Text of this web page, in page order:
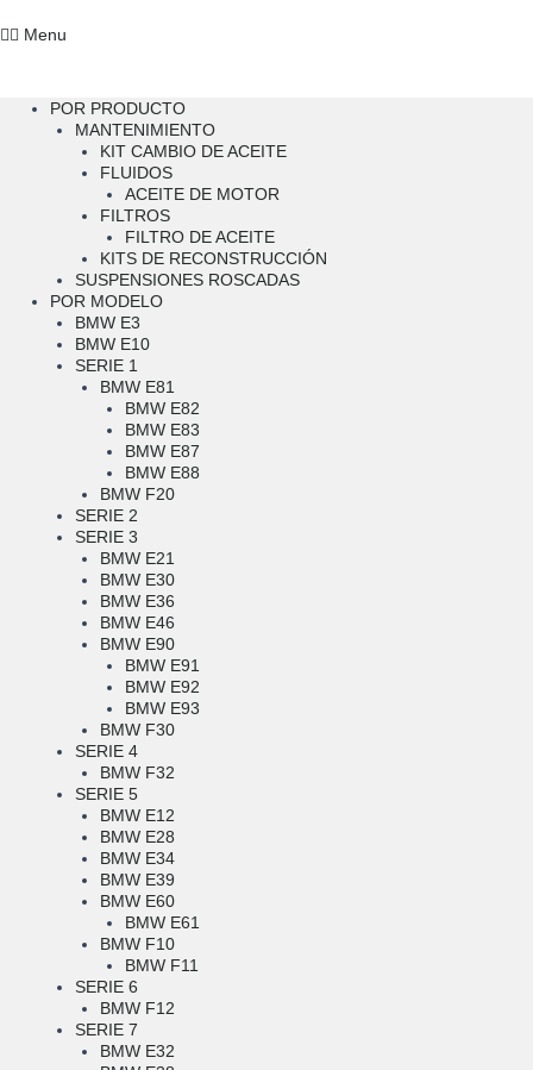
Menu
POR PRODUCTO
MANTENIMIENTO
KIT CAMBIO DE ACEITE
FLUIDOS
ACEITE DE MOTOR
FILTROS
FILTRO DE ACEITE
KITS DE RECONSTRUCCIÓN
SUSPENSIONES ROSCADAS
POR MODELO
BMW E3
BMW E10
SERIE 1
BMW E81
BMW E82
BMW E83
BMW E87
BMW E88
BMW F20
SERIE 2
SERIE 3
BMW E21
BMW E30
BMW E36
BMW E46
BMW E90
BMW E91
BMW E92
BMW E93
BMW F30
SERIE 4
BMW F32
SERIE 5
BMW E12
BMW E28
BMW E34
BMW E39
BMW E60
BMW E61
BMW F10
BMW F11
SERIE 6
BMW F12
SERIE 7
BMW E32